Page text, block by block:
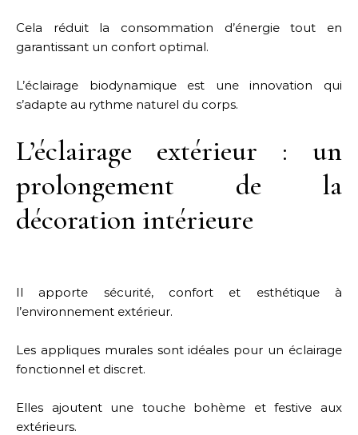
Cela réduit la consommation d’énergie tout en
garantissant un confort optimal.
L’éclairage biodynamique est une innovation qui
s’adapte au rythme naturel du corps.
L’éclairage extérieur : un
prolongement de la
décoration intérieure
Il apporte sécurité, confort et esthétique à
l’environnement extérieur.
Les appliques murales sont idéales pour un éclairage
fonctionnel et discret.
Elles ajoutent une touche bohème et festive aux
extérieurs.